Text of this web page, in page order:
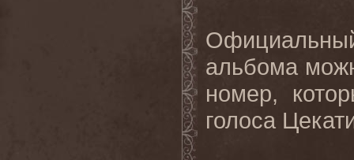
альбома
номер,
голоса